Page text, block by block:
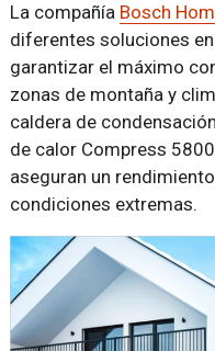
La compañía Bosch
diferentes soluciones
garantizar el máximo
zonas de montaña y
caldera de
de calor Compress
aseguran un
condiciones extremas.